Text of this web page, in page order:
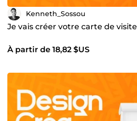
Kenneth_Sossou
Je vais créer votre carte de visite
À partir de 18,82 $US